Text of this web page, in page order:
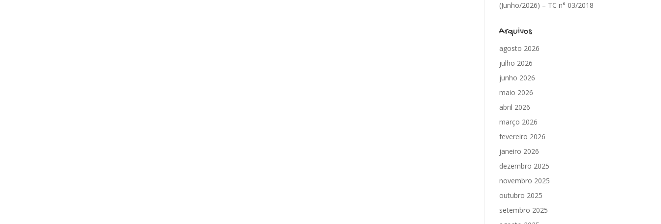
(Junho/2026) – TC n° 03/2018
Arquivos
agosto 2026
julho 2026
junho 2026
maio 2026
abril 2026
março 2026
fevereiro 2026
janeiro 2026
dezembro 2025
novembro 2025
outubro 2025
setembro 2025